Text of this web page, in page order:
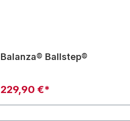
Balanza® Ballstep®
229,90 €*